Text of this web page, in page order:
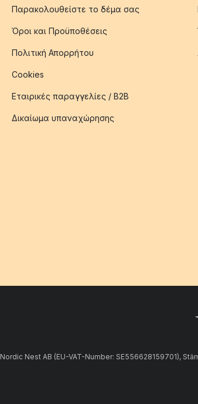
Παρακολουθείστε το δέμα σας
Όροι και Προϋποθέσεις
Πολιτική Απορρήτου
Cookies
Εταιρικές παραγγελίες / B2B
Δικαίωμα υπαναχώρησης
Nordic Nest AB (EU-VAT-Number: SE556628159701),